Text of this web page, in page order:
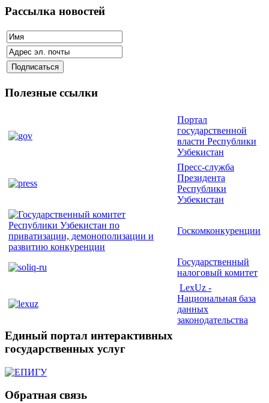
Рассылка новостей
Полезные ссылки
Портал
государственной
власти Республики
Узбекистан
Пресс-служба
Президента
Республики
Узбекистан
Госкомконкуренции
Государственный
налоговый комитет
LexUz -
Национальная база
данных
законодательства
Единый портал интерактивных
государственных услуг
Обратная связь